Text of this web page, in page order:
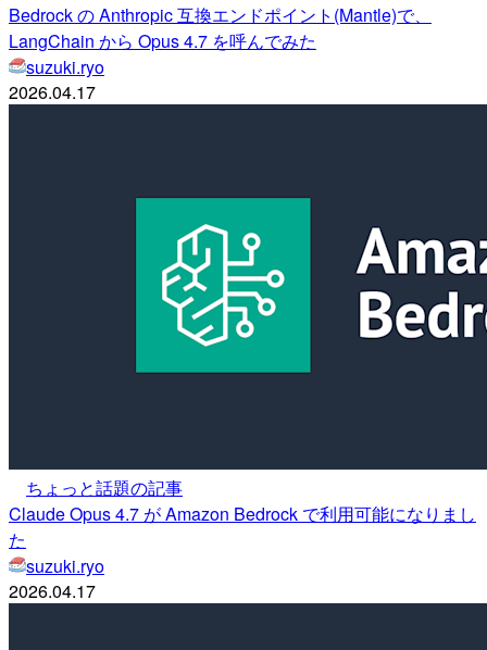
Bedrock の Anthropic 互換エンドポイント(Mantle)で、
LangChain から Opus 4.7 を呼んでみた
suzuki.ryo
2026.04.17
ちょっと話題の記事
Claude Opus 4.7 が Amazon Bedrock で利用可能になりまし
た
suzuki.ryo
2026.04.17